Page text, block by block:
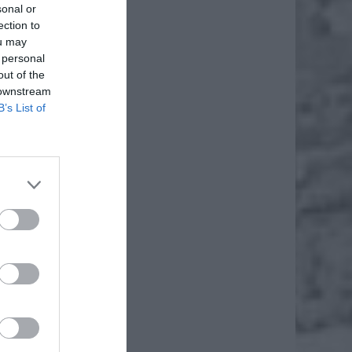
or
to
may
of the
List of